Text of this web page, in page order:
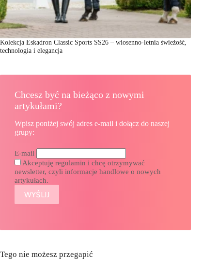
Kolekcja Eskadron Classic Sports SS26 – wiosenno-letnia świeżość,
technologia i elegancja
Chcesz być na bieżąco z nowymi
artykułami?
Wpisz poniżej swój adres e-mail i dołącz do naszej
grupy:
E-mail
Akceptuję regulamin i chcę otrzymywać
newsletter, czyli informacje handlowe o nowych
artykułach.
Tego nie możesz przegapić